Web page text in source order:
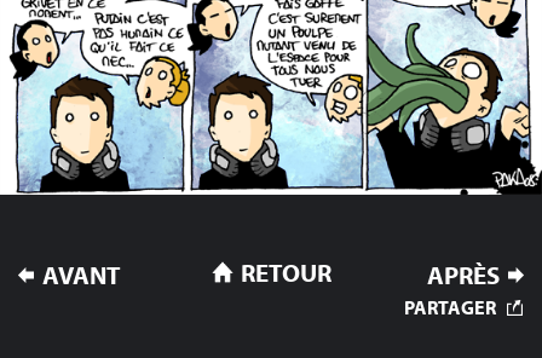
NAVIGATION
DE
AVANT APRÈS
RETOUR
PARTAGER